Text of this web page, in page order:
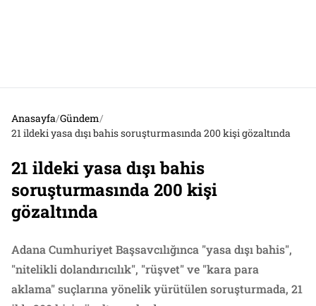
Anasayfa/Gündem/
21 ildeki yasa dışı bahis soruşturmasında 200 kişi gözaltında
21 ildeki yasa dışı bahis
soruşturmasında 200 kişi
gözaltında
Adana Cumhuriyet Başsavcılığınca "yasa dışı bahis",
"nitelikli dolandırıcılık", "rüşvet" ve "kara para
aklama" suçlarına yönelik yürütülen soruşturmada, 21